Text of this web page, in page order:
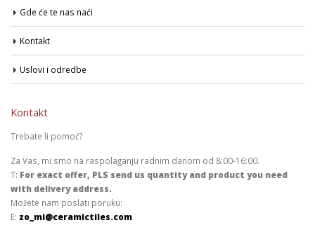
Gde će te nas naći
Kontakt
Uslovi i odredbe
Kontakt
Trebate li pomoć?
Za Vas, mi smo na raspolaganju radnim danom od 8:00-16:00.
T: For exact offer, PLS send us quantity and product you need
with delivery address.
Možete nam poslati poruku:
E: zo_mi@ceramictiles.com